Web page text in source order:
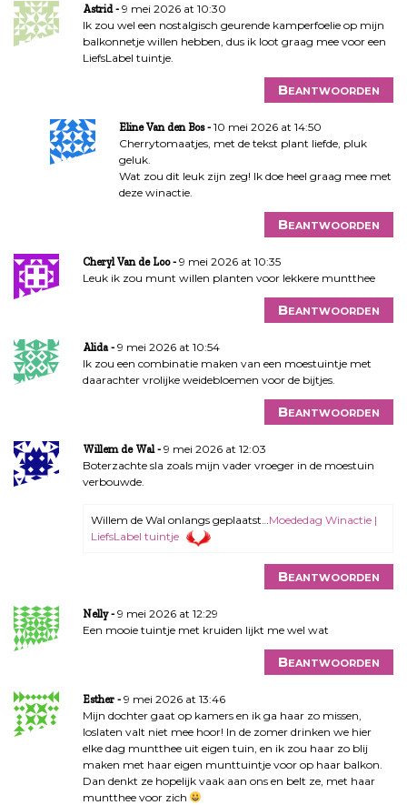
Astrid
9 mei 2026 at 10:30
Ik zou wel een nostalgisch geurende kamperfoelie op mijn
balkonnetje willen hebben, dus ik loot graag mee voor een
LiefsLabel tuintje.
Beantwoorden
Eline Van den Bos
10 mei 2026 at 14:50
Cherrytomaatjes, met de tekst plant liefde, pluk
geluk.
Wat zou dit leuk zijn zeg! Ik doe heel graag mee met
deze winactie.
Beantwoorden
Cheryl Van de Loo
9 mei 2026 at 10:35
Leuk ik zou munt willen planten voor lekkere muntthee
Beantwoorden
Alida
9 mei 2026 at 10:54
Ik zou een combinatie maken van een moestuintje met
daarachter vrolijke weidebloemen voor de bijtjes.
Beantwoorden
Willem de Wal
9 mei 2026 at 12:03
Boterzachte sla zoals mijn vader vroeger in de moestuin
verbouwde.
Willem de Wal onlangs geplaatst… Moededag Winactie |
LiefsLabel tuintje
Beantwoorden
Nelly
9 mei 2026 at 12:29
Een mooie tuintje met kruiden lijkt me wel wat
Beantwoorden
Esther
9 mei 2026 at 13:46
Mijn dochter gaat op kamers en ik ga haar zo missen,
loslaten valt niet mee hoor! In de zomer drinken we hier
elke dag muntthee uit eigen tuin, en ik zou haar zo blij
maken met haar eigen munttuintje voor op haar balkon.
Dan denkt ze hopelijk vaak aan ons en belt ze, met haar
muntthee voor zich